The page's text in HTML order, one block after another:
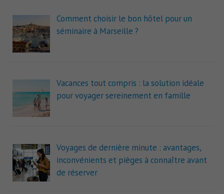
Comment choisir le bon hôtel pour un
séminaire à Marseille ?
Vacances tout compris : la solution idéale
pour voyager sereinement en famille
Voyages de dernière minute : avantages,
inconvénients et pièges à connaître avant
de réserver